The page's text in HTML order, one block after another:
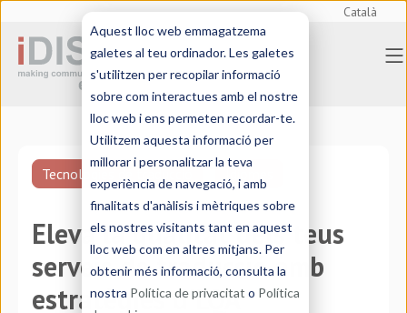
Aquest lloc web emmagatzema
galetes al teu ordinador. Les galetes
s'utilitzen per recopilar informació
sobre com interactues amb el nostre
lloc web i ens permeten recordar-te.
Utilitzem aquesta informació per
millorar i personalitzar la teva
experiència de navegació, i amb
finalitats d'anàlisis i mètriques sobre
els nostres visitants tant en aquest
lloc web com en altres mitjans. Per
obtenir més informació, consulta la
nostra Política de privacitat o Política
Català
Tecnologies de traducció
Eleva la qualitat dels teus
serveis de traducció amb
estratègies d'LQA